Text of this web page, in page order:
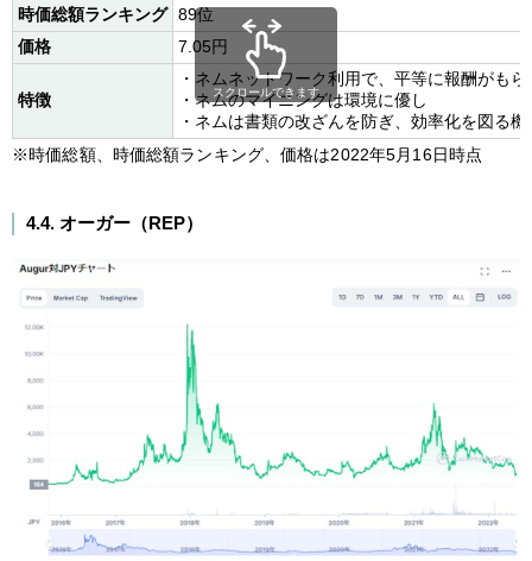
時価総額ランキング 89位
価格
7.05円
特徴
・ネムネットワーク利用で、平等に報酬がもら
・ネムのマイニングは環境に優し
・ネムは書類の改ざんを防ぎ、効率化を図る
スクロールできます
※時価総額、時価総額ランキング、価格は2022年5月16日時点
4.4. オーガー（REP）